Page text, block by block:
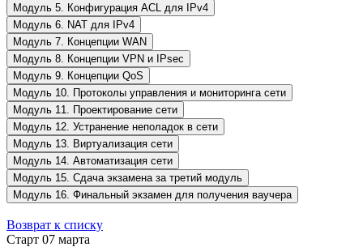
Модуль 5. Конфигурация ACL для IPv4
Модуль 6. NAT для IPv4
Модуль 7. Концепции WAN
Модуль 8. Концепции VPN и IPsec
Модуль 9. Концепции QoS
Модуль 10. Протоколы управления и мониторинга сети
Модуль 11. Проектирование сети
Модуль 12. Устранение неполадок в сети
Модуль 13. Виртуализация сети
Модуль 14. Автоматизация сети
Модуль 15. Сдача экзамена за третий модуль
Модуль 16. Финальный экзамен для получения ваучера
Возврат к списку
Старт 07 марта